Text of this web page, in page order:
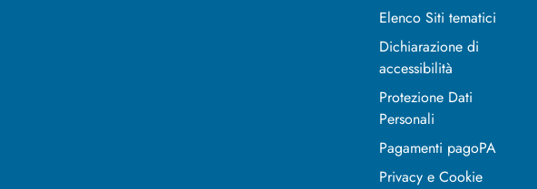
Elenco Siti tematici
Dichiarazione di
accessibilità
Protezione Dati
Personali
Pagamenti pagoPA
Privacy e Cookie